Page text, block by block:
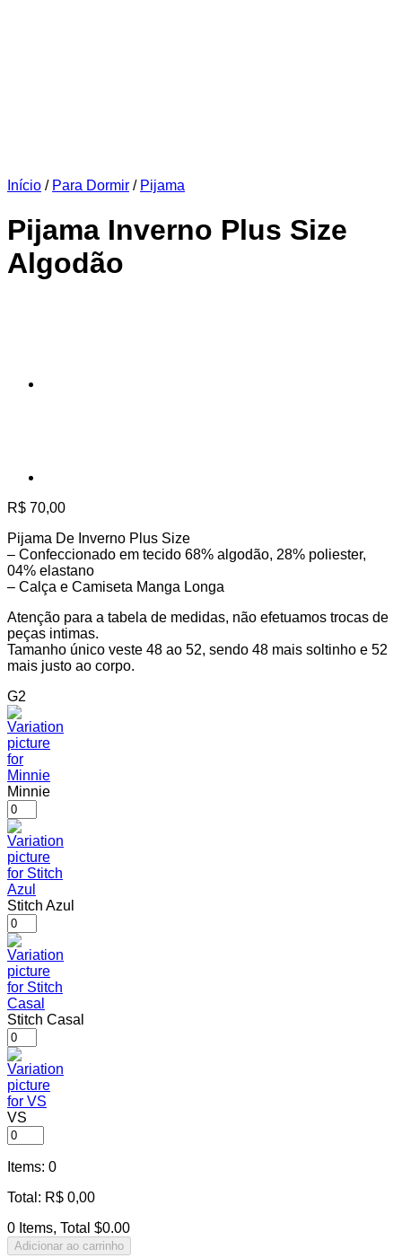
Início / Para Dormir / Pijama
Pijama Inverno Plus Size
Algodão
R$ 70,00
Pijama De Inverno Plus Size
– Confeccionado em tecido 68% algodão, 28% poliester,
04% elastano
– Calça e Camiseta Manga Longa
Atenção para a tabela de medidas, não efetuamos trocas de
peças intimas.
Tamanho único veste 48 ao 52, sendo 48 mais soltinho e 52
mais justo ao corpo.
G2
Minnie
Stitch Azul
Stitch Casal
VS
Items: 0
Total : R$ 0,00
0 Items, Total $0.00
Adicionar ao carrinho